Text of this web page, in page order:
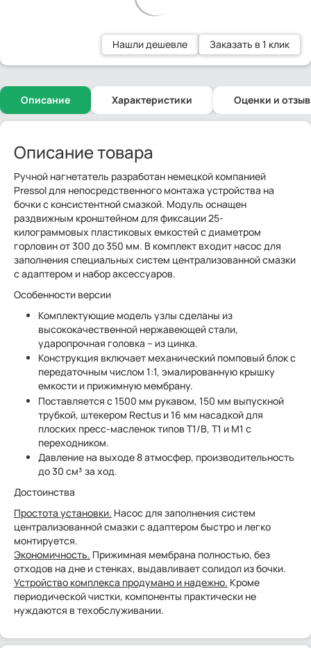
Нашли дешевле Заказать в 1 клик
Описание Характеристики Оценки и
Описание товара
Ручной нагнетатель разработан немецкой компанией
Pressol для непосредственного монтажа устройства на
бочки с консистентной смазкой. Модуль оснащен
раздвижным кронштейном для фиксации 25-
килограммовых пластиковых емкостей с диаметром
горловин от 300 до 350 мм. В комплект входит насос для
заполнения специальных систем централизованной смазки
с адаптером и набор аксессуаров.
Особенности версии
Комплектующие модель узлы сделаны из
высококачественной нержавеющей стали,
ударопрочная головка – из цинка.
Конструкция включает механический помповый блок с
передаточным числом 1:1, эмалированную крышку
емкости и прижимную мембрану.
Поставляется с 1500 мм рукавом, 150 мм выпускной
трубкой, штекером Rectus и 16 мм насадкой для
плоских пресс-масленок типов T1/B, T1 и M1 с
переходником.
Давление на выходе 8 атмосфер, производительность
до 30 см³ за ход.
Достоинства
Простота установки. Насос для заполнения систем
централизованной смазки с адаптером быстро и легко
монтируется.
Экономичность. Прижимная мембрана полностью, без
отходов на дне и стенках, выдавливает солидол из бочки.
Устройство комплекса продумано и надежно. Кроме
периодической чистки, компоненты практически не
нуждаются в техобслуживании.